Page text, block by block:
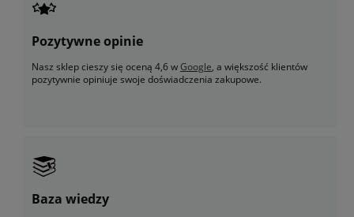
Pozytywne opinie
Nasz sklep cieszy się oceną 4,6 wGoogle, a większość klientów
pozytywnie opiniuje swoje doświadczenia zakupowe.
Baza wiedzy